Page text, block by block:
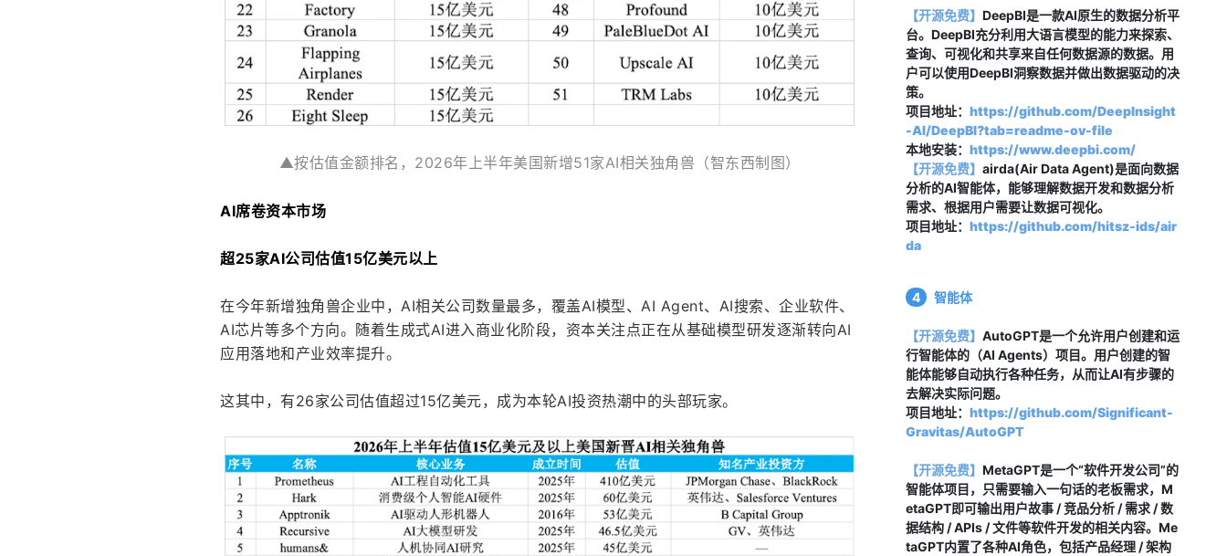
▲按估值金额排名，2026年上半年美国新增51家AI相关独角兽（智东西制图）
AI席卷资本市场
超25家AI公司估值15亿美元以上
在今年新增独角兽企业中，AI相关公司数量最多，覆盖AI模型、AI Agent、AI搜索、企业软件、
AI芯片等多个方向。随着生成式AI进入商业化阶段，资本关注点正在从基础模型研发逐渐转向AI
应用落地和产业效率提升。
这其中，有26家公司估值超过15亿美元，成为本轮AI投资热潮中的头部玩家。
【开源免费】 DeepBI是一款AI原生的数据分析平
台。DeepBI充分利用大语言模型的能力来探索、
查询、可视化和共享来自任何数据源的数据。用
户可以使用DeepBI洞察数据并做出数据驱动的决
策。
项目地址： https://github.com/DeepInsight
-AI/DeepBI?tab=readme-ov-file
本地安装： https://www.deepbi.com/
【开源免费】 airda(Air Data Agent)是面向数据
分析的AI智能体，能够理解数据开发和数据分析
需求、根据用户需要让数据可视化。
项目地址： https://github.com/hitsz-ids/air
da
4 智能体
【开源免费】 AutoGPT是一个允许用户创建和运
行智能体的（AI Agents）项目。用户创建的智
能体能够自动执行各种任务，从而让AI有步骤的
去解决实际问题。
项目地址： https://github.com/Significant-
Gravitas/AutoGPT
【开源免费】 MetaGPT是一个“软件开发公司”的
智能体项目，只需要输入一句话的老板需求，M
etaGPT即可输出用户故事 / 竞品分析 / 需求 / 数
据结构 / APIs / 文件等软件开发的相关内容。Me
taGPT内置了各种AI角色，包括产品经理 / 架构